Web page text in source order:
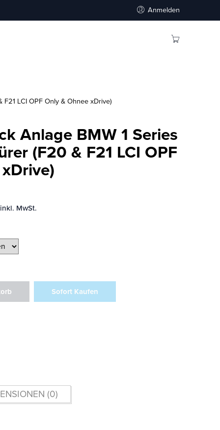
Anmelden
LCI OPF Only & Ohnee xDrive)
Anlage BMW 1 Series
(F20 & F21 LCI OPF
inkl. MwSt.
Sofort Kaufen
(0)